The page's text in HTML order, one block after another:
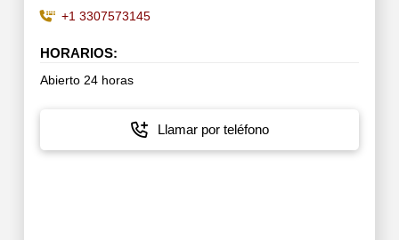
+1 3307573145
HORARIOS:
Abierto 24 horas
Llamar por teléfono